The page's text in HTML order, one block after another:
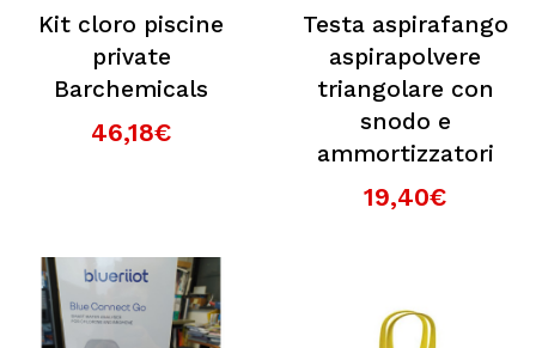
Kit cloro piscine
private
Barchemicals
46,18€
Testa aspirafango
aspirapolvere
triangolare con
snodo e
ammortizzatori
19,40€